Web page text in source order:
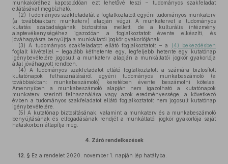
munkaköréhez kapcsolódóan ezt lehetővé teszi – tudományos szakfeladat
ellátásával megbízható.
(2) Tudományos szakfeladatát a foglalkoztatott egyéni tudományos munkaterv
(a továbbiakban: munkaterv) alapján végzi. A munkatervet a tudományos
kutatás szabadságának biztosítása mellett, de a kulturális intézmény
alaptevékenységéhez igazodóan a foglalkoztatott évente elkészíti, és
jóváhagyásra benyújtja a munkáltatói jogkör gyakorlójának.
(3) A tudományos szakfeladatot ellátó foglalkoztatott – a
(4) bekezdésben
foglalt kivétellel – legalább kéthetente egy, legfeljebb hetente egy kutatónap
igénybevételére jogosult a munkaterv alapján a munkáltatói jogkör gyakorlója
által jóváhagyott rendben.
(4) A tudományos szakfeladatot ellátó foglalkoztatott a számára biztosított
kutatónapok felhasználásáról egyéni tudományos munkabeszámoló (a
továbbiakban: munkabeszámoló) keretében évente beszámolni köteles.
Amennyiben a munkabeszámoló alapján nem igazolható a kutatónapok
munkaterv szerinti felhasználása vagy azok eredményessége, a következő
évben a tudományos szakfeladatot ellátó foglalkoztatott nem jogosult kutatónap
igénybevételére.
(5) A kutatónap biztosításának, valamint a munkaterv és a munkabeszámoló
benyújtásának és elfogadásának rendjét a munkáltatói jogkör gyakorlója saját
hatáskörben állapítja meg.
4. Záró rendelkezések
12. § Ez a rendelet 2020. november 1. napján lép hatályba.